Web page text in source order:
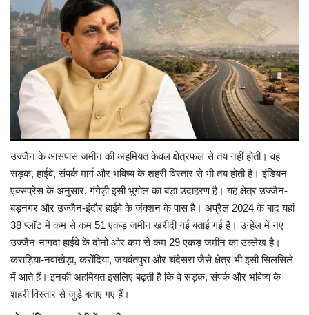
उज्जैन के आसपास जमीन की अहमियत केवल क्षेत्रफल से तय नहीं होती। वह
सड़क, हाईवे, संपर्क मार्ग और भविष्य के शहरी विस्तार से भी तय होती है। इंडियन
एक्सप्रेस के अनुसार, गंगेड़ी इसी भूगोल का बड़ा उदाहरण है। यह क्षेत्र उज्जैन-
बड़नगर और उज्जैन-इंदौर हाईवे के जंक्शन के पास है। अप्रैल 2024 के बाद यहां
38 प्लॉट में कम से कम 51 एकड़ जमीन खरीदी गई बताई गई है। उन्हेल में नए
उज्जैन-नागदा हाईवे के दोनों ओर कम से कम 29 एकड़ जमीन का उल्लेख है।
कराड़िया-नवाखेड़ा, करोंदिया, जयवंतपुरा और चंदेसरा जैसे क्षेत्र भी इसी सिलसिले
में आते हैं। इनकी अहमियत इसलिए बढ़ती है कि वे सड़क, संपर्क और भविष्य के
शहरी विस्तार से जुड़े बताए गए हैं।